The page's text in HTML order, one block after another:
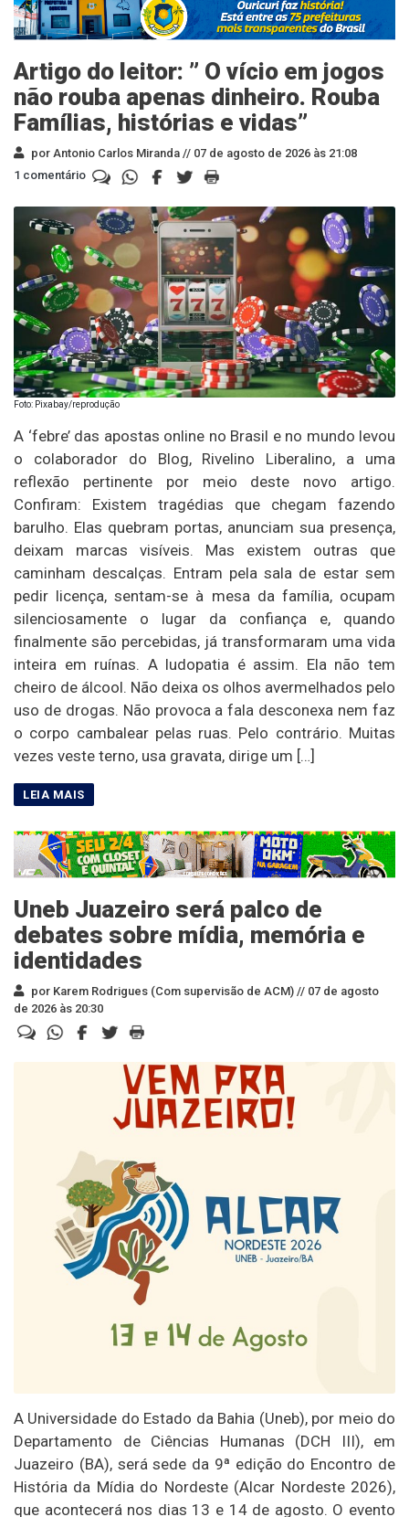
Artigo do leitor: ” O vício em jogos
não rouba apenas dinheiro. Rouba
Famílias, histórias e vidas”
por Antonio Carlos Miranda // 07 de agosto de 2026 às 21:08
1 comentário
Foto: Pixabay/reprodução
A ‘febre’ das apostas online no Brasil e no mundo levou
o colaborador do Blog, Rivelino Liberalino, a uma
reflexão pertinente por meio deste novo artigo.
Confiram: Existem tragédias que chegam fazendo
barulho. Elas quebram portas, anunciam sua presença,
deixam marcas visíveis. Mas existem outras que
caminham descalças. Entram pela sala de estar sem
pedir licença, sentam-se à mesa da família, ocupam
silenciosamente o lugar da confiança e, quando
finalmente são percebidas, já transformaram uma vida
inteira em ruínas. A ludopatia é assim. Ela não tem
cheiro de álcool. Não deixa os olhos avermelhados pelo
uso de drogas. Não provoca a fala desconexa nem faz
o corpo cambalear pelas ruas. Pelo contrário. Muitas
vezes veste terno, usa gravata, dirige um […]
Uneb Juazeiro será palco de
debates sobre mídia, memória e
identidades
por Karem Rodrigues (Com supervisão de ACM) // 07 de agosto
de 2026 às 20:30
A Universidade do Estado da Bahia (Uneb), por meio do
Departamento de Ciências Humanas (DCH III), em
Juazeiro (BA), será sede da 9ª edição do Encontro de
História da Mídia do Nordeste (Alcar Nordeste 2026),
que acontecerá nos dias 13 e 14 de agosto. O evento